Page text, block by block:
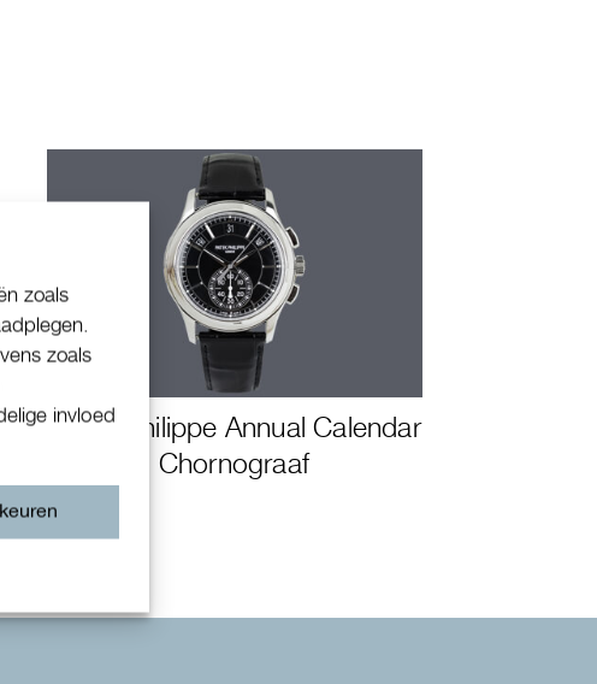
zoals
zoals
invloed
Patek Philippe Annual Calendar
Chornograaf